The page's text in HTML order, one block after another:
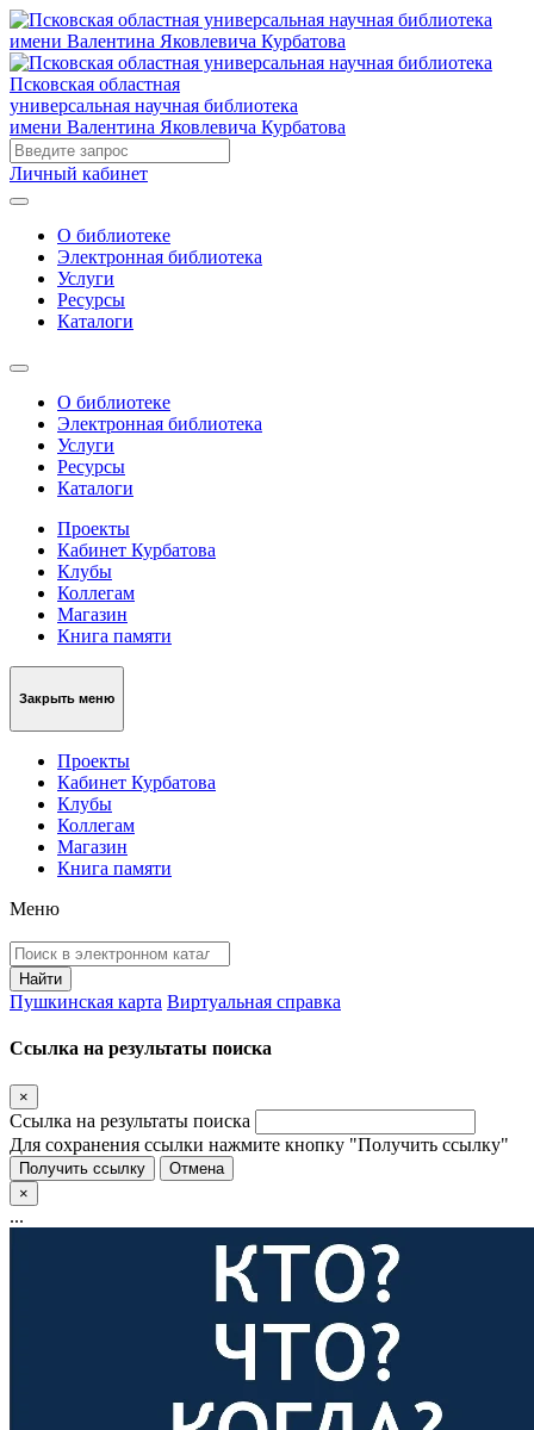
Псковская областная
универсальная научная библиотека
имени Валентина Яковлевича Курбатова
Личный кабинет
О библиотеке
Электронная библиотека
Услуги
Ресурсы
Каталоги
О библиотеке
Электронная библиотека
Услуги
Ресурсы
Каталоги
Проекты
Кабинет Курбатова
Клубы
Коллегам
Магазин
Книга памяти
Закрыть меню
Проекты
Кабинет Курбатова
Клубы
Коллегам
Магазин
Книга памяти
Меню
Пушкинская карта Виртуальная справка
Ссылка на результаты поиска
×
Ссылка на результаты поиска
Для сохранения ссылки нажмите кнопку "Получить ссылку"
Получить ссылку
Отмена
×
...